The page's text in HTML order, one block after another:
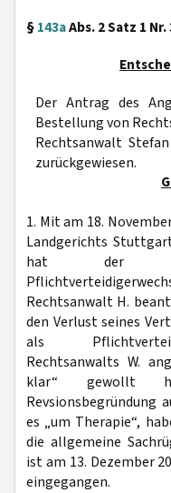
§143aAbs. 2 Satz 1 Nr.
Der Antrag des
Bestellung von
Rechtsanwalt
zurückgewiesen.
1. Mit am 18.
Landgerichts
hat der
Rechtsanwalt H.
den Verlust seines
als
Rechtsanwalts W.
klar“ gewollt
Revsionsbegründung
es „um Therapie“,
die allgemeine
ist am 13. Dezember
eingegangen.